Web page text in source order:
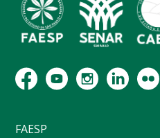
FAESP